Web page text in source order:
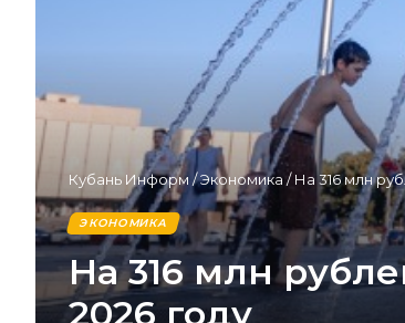
Кубань Информ /Экономика /На 316 млн
ЭКОНОМИКА
На 316 млн
2026 году